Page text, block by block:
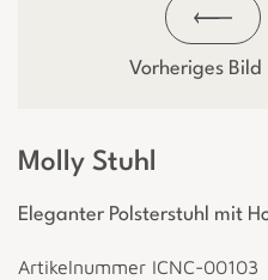
Vorheriges Bild
Molly Stuhl
Eleganter Polsterstuhl mit
Artikelnummer ICNC-00103